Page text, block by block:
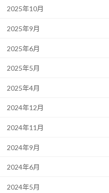
2025年10月
2025年9月
2025年6月
2025年5月
2025年4月
2024年12月
2024年11月
2024年9月
2024年6月
2024年5月